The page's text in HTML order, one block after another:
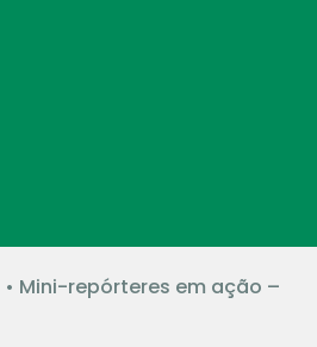
• Mini-repórteres em ação –